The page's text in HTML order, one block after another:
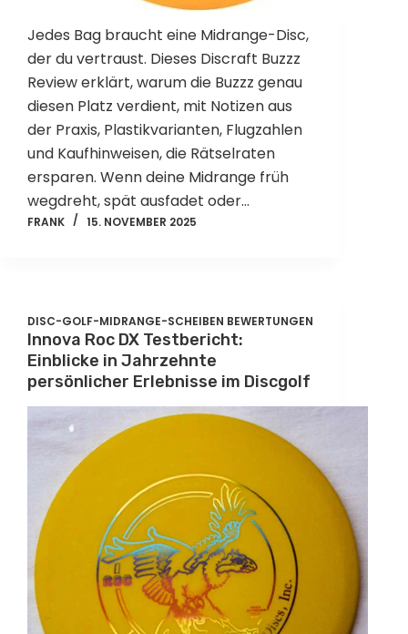
Jedes Bag braucht eine Midrange-Disc,
der du vertraust. Dieses Discraft Buzzz
Review erklärt, warum die Buzzz genau
diesen Platz verdient, mit Notizen aus
der Praxis, Plastikvarianten, Flugzahlen
und Kaufhinweisen, die Rätselraten
ersparen. Wenn deine Midrange früh
wegdreht, spät ausfadet oder…
FRANK 15. NOVEMBER 2025
DISC-GOLF-MIDRANGE-SCHEIBEN BEWERTUNGEN
Innova Roc DX Testbericht:
Einblicke in Jahrzehnte
persönlicher Erlebnisse im Discgolf